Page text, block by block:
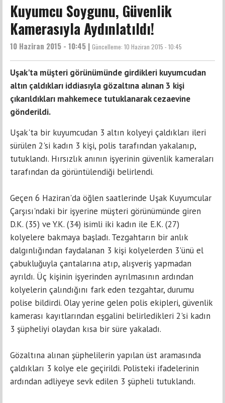
Kuyumcu Soygunu, Güvenlik
Kamerasıyla Aydınlatıldı!
10 Haziran 2015 - 10:45 | Güncelleme: 10 Haziran 2015 - 10:45
Uşak'ta müşteri görünümünde girdikleri kuyumcudan
altın çaldıkları iddiasıyla gözaltına alınan 3 kişi
çıkarıldıkları mahkemece tutuklanarak cezaevine
gönderildi.
Uşak'ta bir kuyumcudan 3 altın kolyeyi çaldıkları ileri
sürülen 2'si kadın 3 kişi, polis tarafından yakalanıp,
tutuklandı. Hırsızlık anının işyerinin güvenlik kameraları
tarafından da görüntülendiği belirlendi.
Geçen 6 Haziran'da öğlen saatlerinde Uşak Kuyumcular
Çarşısı'ndaki bir işyerine müşteri görünümünde giren
D.K. (35) ve Y.K. (34) isimli iki kadın ile E.K. (27)
kolyelere bakmaya başladı. Tezgahtarın bir anlık
dalgınlığından faydalanan 3 kişi kolyelerden 3'ünü el
çabukluğuyla çantalarına atıp, alışveriş yapmadan
ayrıldı. Üç kişinin işyerinden ayrılmasının ardından
kolyelerin çalındığını fark eden tezgahtar, durumu
polise bildirdi. Olay yerine gelen polis ekipleri, güvenlik
kamerası kayıtlarından eşgalini belirledikleri 2'si kadın
3 şüpheliyi olaydan kısa bir süre yakaladı.
Gözaltına alınan şüphelilerin yapılan üst aramasında
çaldıkları 3 kolye ele geçirildi. Polisteki ifadelerinin
ardından adliyeye sevk edilen 3 şüpheli tutuklandı.